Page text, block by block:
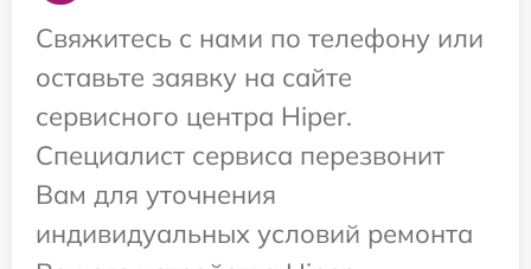
Свяжитесь с нами по телефону или
оставьте заявку на сайте
сервисного центра Hiper.
Специалист сервиса перезвонит
Вам для уточнения
индивидуальных условий ремонта